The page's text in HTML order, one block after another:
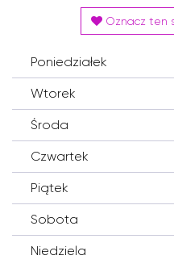
Oznacz ten
Poniedziałek
Wtorek
Środa
Czwartek
Piątek
Sobota
Niedziela